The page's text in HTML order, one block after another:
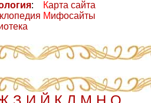
:
Карта сайта
Мифосайты